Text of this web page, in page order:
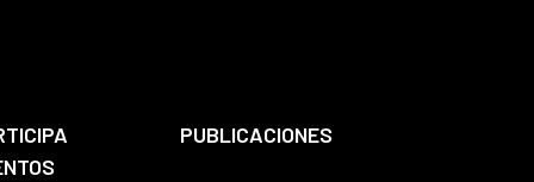
PUBLICACIONES